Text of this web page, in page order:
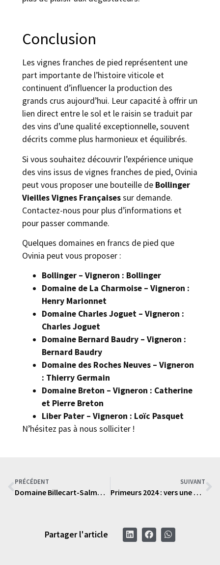
Conclusion
Les vignes franches de pied représentent une
part importante de l’histoire viticole et
continuent d’influencer la production des
grands crus aujourd’hui. Leur capacité à offrir un
lien direct entre le sol et le raisin se traduit par
des vins d’une qualité exceptionnelle, souvent
décrits comme plus harmonieux et équilibrés.
Si vous souhaitez découvrir l’expérience unique
des vins issus de vignes franches de pied, Ovinia
peut vous proposer une bouteille de Bollinger
Vieilles Vignes Françaisessur demande.
Contactez-nous pour plus d’informations et
pour passer commande.
Quelques domaines en francs de pied que
Ovinia peut vous proposer :
Bollinger – Vigneron : Bollinger
Domaine de La Charmoise – Vigneron :
Henry Marionnet
Domaine Charles Joguet – Vigneron :
Charles Joguet
Domaine Bernard Baudry – Vigneron :
Bernard Baudry
Domaine des Roches Neuves – Vigneron
: Thierry Germain
Domaine Breton – Vigneron : Catherine
et Pierre Breton
Liber Pater – Vigneron : Loïc Pasquet
N’hésitez pas à nous solliciter !
PRÉCÉDENT
Domaine Billecart-Salmon : Excellence et Rareté du Champagne
SUIVANT
Primeurs 2024 : vers une nouvelle ère pour l’investissement dans les vins de Bordeaux ?
Partager l'article